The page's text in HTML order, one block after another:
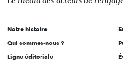
l'engagement
Notre histoire
Qui sommes-nous ?
Ligne éditoriale